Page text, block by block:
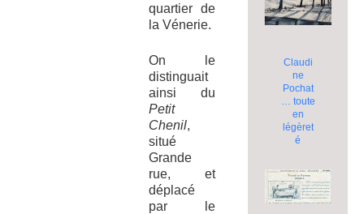
quartier de
la Vénerie.
On le
distinguait
ainsi du
Petit
Chenil,
situé
Grande
rue, et
déplacé
par le
Claudi
ne
Pochat
… toute
en
légèret
é